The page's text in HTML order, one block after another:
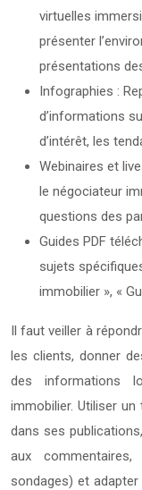
virtuelles
présenter
présentations
Infographies :
d’informations
d’intérêt, les
Webinaires et
le négociateur
questions des
Guides PDF
sujets
immobilier », «
Il faut veiller à
les clients, donner
des informations
immobilier. Utiliser
dans ses
aux
sondages) et